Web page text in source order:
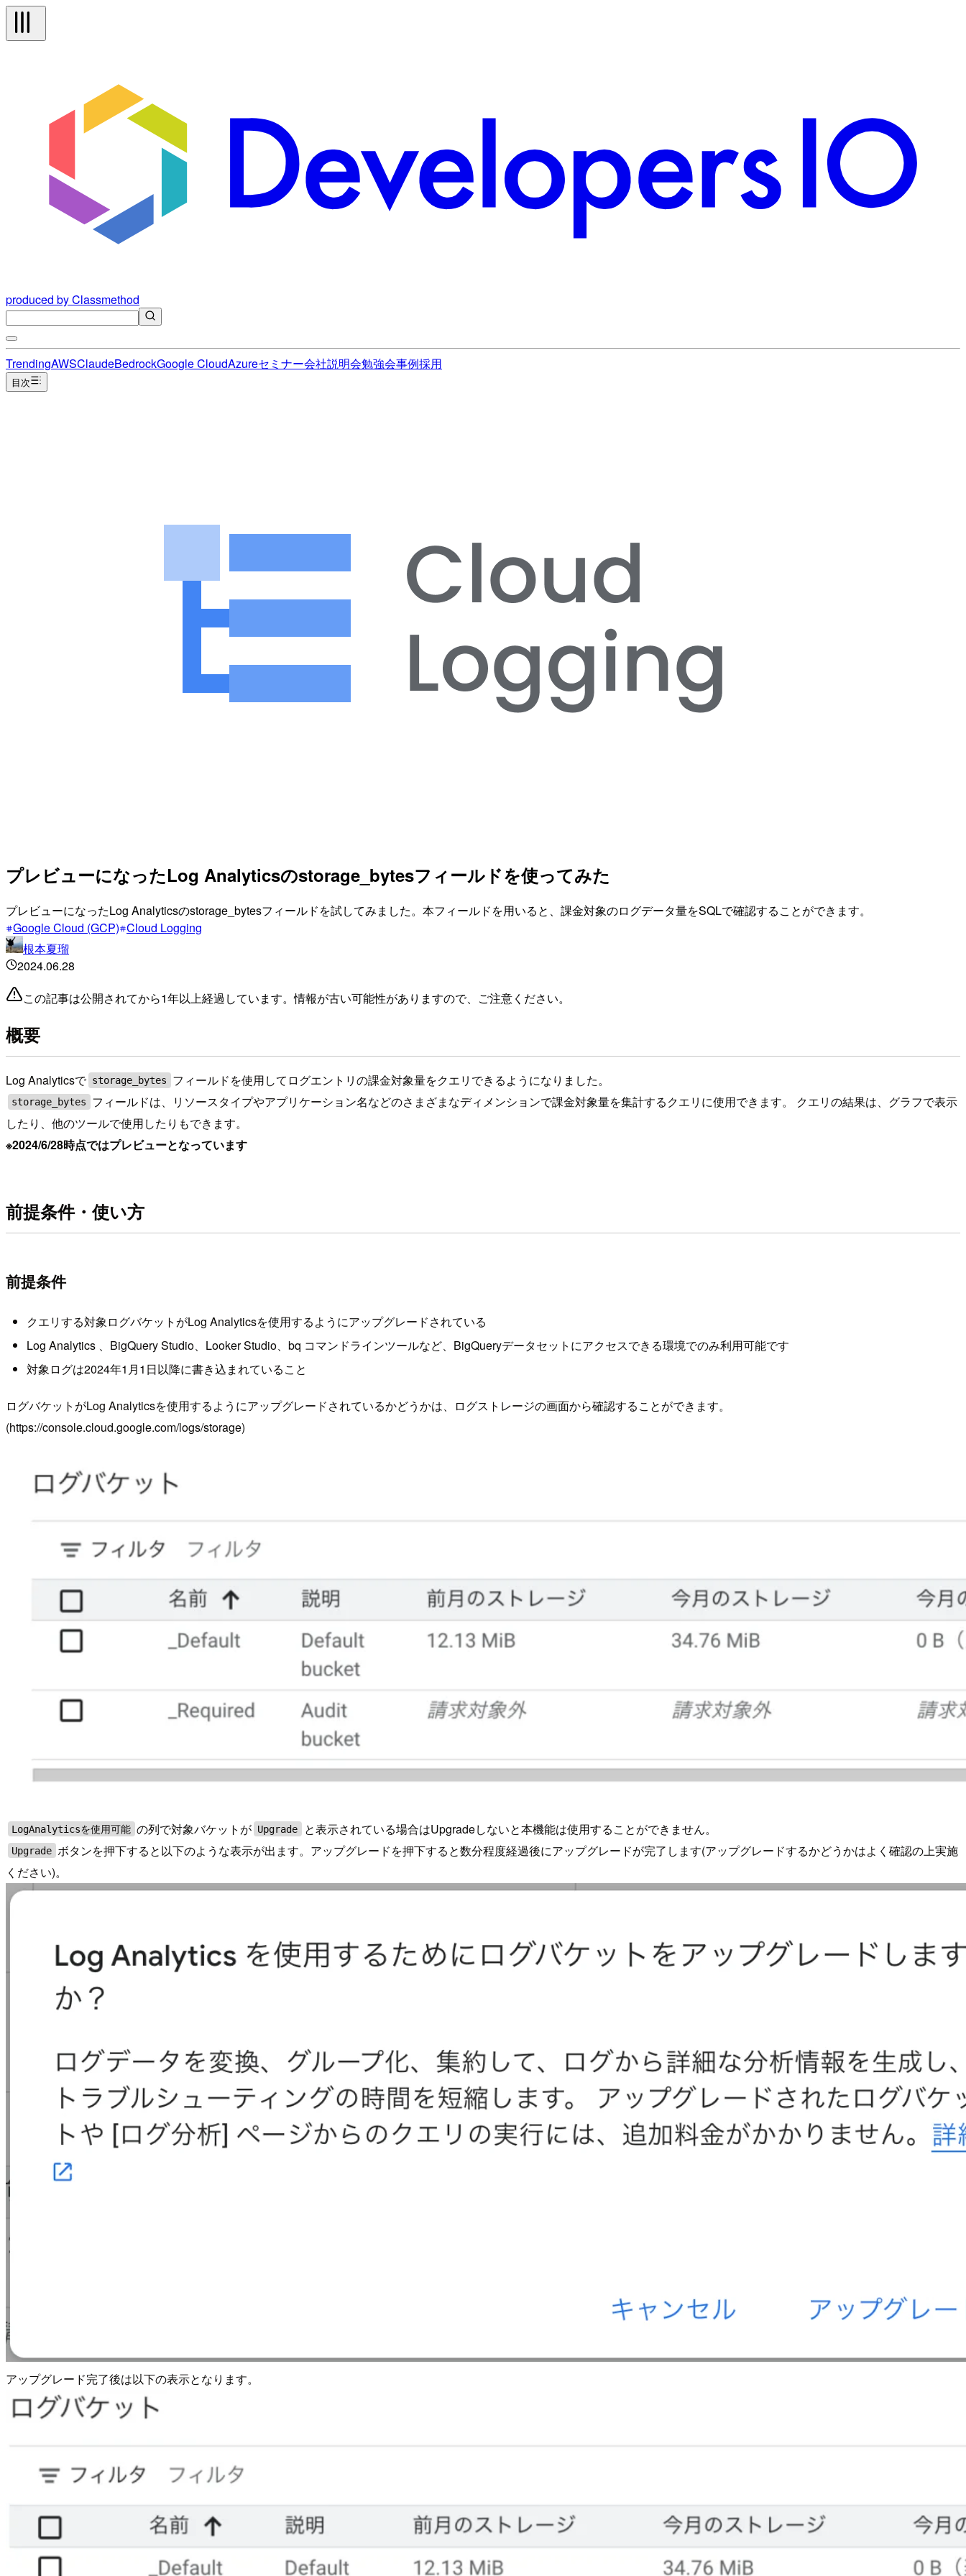
produced by Classmethod
TrendingAWSClaudeBedrockGoogle CloudAzureセミナー会社説明会勉強会事例採用
目次
プレビューになったLog Analyticsのstorage_bytesフィールドを使ってみた
プレビューになったLog Analyticsのstorage_bytesフィールドを試してみました。本フィールドを用いると、課金対象のログデータ量をSQLで確認することができます。
Google Cloud (GCP) Cloud Logging
根本夏瑠
2024.06.28
この記事は公開されてから1年以上経過しています。情報が古い可能性がありますので、ご注意ください。
概要
Log Analyticsで storage_bytes フィールドを使用してログエントリの課金対象量をクエリできるようになりました。
storage_bytes
フィールドは、リソースタイプやアプリケーション名などのさまざまなディメンションで課金対象量を集計するクエリに使用できます。 クエリの結果は、グラフで表示
したり、他のツールで使用したりもできます。
※2024/6/28時点ではプレビューとなっています
前提条件・使い方
前提条件
クエリする対象ログバケットがLog Analyticsを使用するようにアップグレードされている
Log Analytics 、BigQuery Studio、Looker Studio、bq コマンドラインツールなど、BigQueryデータセットにアクセスできる環境でのみ利用可能です
対象ログは2024年1月1日以降に書き込まれていること
ログバケットがLog Analyticsを使用するようにアップグレードされているかどうかは、ログストレージの画面から確認することができます。
(https://console.cloud.google.com/logs/storage)
LogAnalyticsを使用可能 の列で対象バケットが Upgrade と表示されている場合はUpgradeしないと本機能は使用することができません。
Upgrade ボタンを押下すると以下のような表示が出ます。アップグレードを押下すると数分程度経過後にアップグレードが完了します(アップグレードするかどうかはよく確認の上実施
ください)。
アップグレード完了後は以下の表示となります。